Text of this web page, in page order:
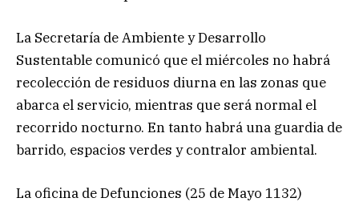
La Secretaría de Ambiente y Desarrollo
Sustentable comunicó que el miércoles no habrá
recolección de residuos diurna en las zonas que
abarca el servicio, mientras que será normal el
recorrido nocturno. En tanto habrá una guardia de
barrido, espacios verdes y contralor ambiental.
La oficina de Defunciones (25 de Mayo 1132)